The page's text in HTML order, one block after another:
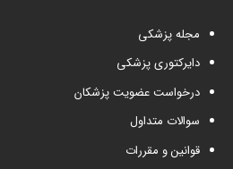
مجله پزشکی
دایرکتوری پزشکی
درخواست عضویت پزشکان
سوالات متداول
قوانین و مقررات